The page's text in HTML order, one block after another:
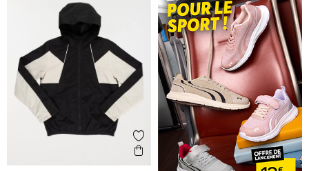
Ajouter aux favoris
Aperçu rapide